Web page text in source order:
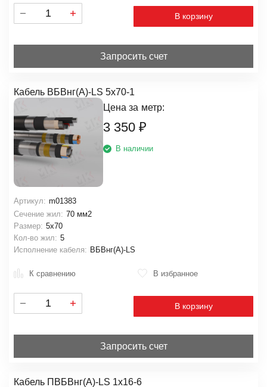
В корзину
Запросить счет
Кабель ВБВнг(А)-LS 5х70-1
Цена за метр:
3 350 ₽
В наличии
Артикул: m01383
Сечение жил: 70 мм2
Размер: 5х70
Кол-во жил: 5
Исполнение кабеля: ВБВнг(A)-LS
К сравнению В избранное
В корзину
Запросить счет
Кабель ПВБВнг(А)-LS 1х16-6